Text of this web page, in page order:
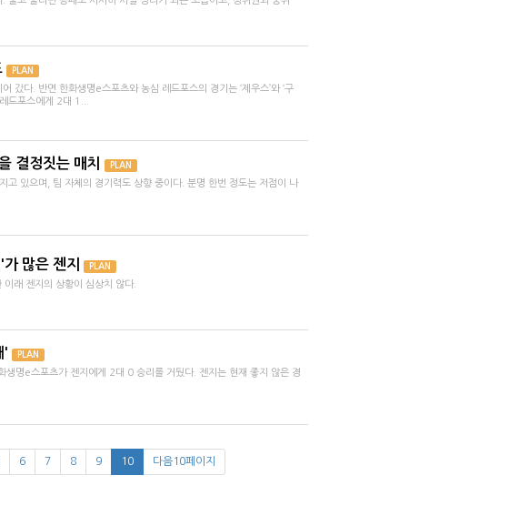
PLAN
갔다. 반면 한화생명e스포츠와 농심 레드포스의 경기는 ‘제우스’와 ‘구
드포스에게 2대 1...
결정짓는 매치 PLAN
고 있으며, 팀 자체의 경기력도 상향 중이다. 분명 한번 정도는 저점이 나
많은 젠지 PLAN
래 젠지의 상황이 심상치 않다.
' PLAN
생명e스포츠가 젠지에게 2대 0 승리를 거뒀다. 젠지는 현재 좋지 않은 경
6 7 8 9 10 다음10페이지